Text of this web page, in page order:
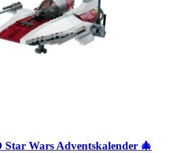
Star Wars Adventskalender 🎄